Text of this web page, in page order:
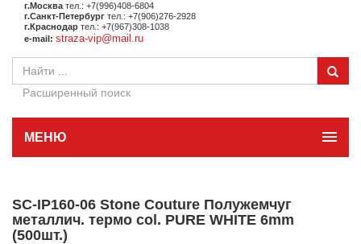
г.Москва тел.: +7(996)408-6804
г.Санкт-Петербург тел.: +7(906)276-2928
г.Краснодар тел.: +7(967)308-1038
e-mail: straza-vip@mail.ru
Расширенный поиск
МЕНЮ
SC-IP160-06 Stone Couture Полужемчуг
металлич. термо col. PURE WHITE 6mm
(500шт.)